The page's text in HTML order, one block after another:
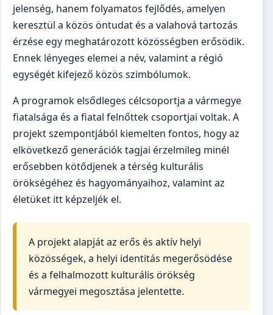
jelenség, hanem folyamatos fejlődés, amelyen
keresztül a közös öntudat és a valahová tartozás
érzése egy meghatározott közösségben erősödik.
Ennek lényeges elemei a név, valamint a régió
egységét kifejező közös szimbólumok.
A programok elsődleges célcsoportja a vármegye
fiatalsága és a fiatal felnőttek csoportjai voltak. A
projekt szempontjából kiemelten fontos, hogy az
elkövetkező generációk tagjai érzelmileg minél
erősebben kötődjenek a térség kulturális
örökségéhez és hagyományaihoz, valamint az
életüket itt képzeljék el.
A projekt alapját az erős és aktív helyi
közösségek, a helyi identitás megerősödése
és a felhalmozott kulturális örökség
vármegyei megosztása jelentette.